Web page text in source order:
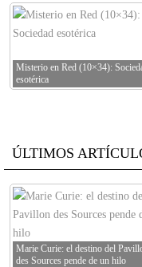
Misterio en Red (10×34):
esotérica
ÚLTIMOS
Marie Curie: el destino del
des Sources pende de un hilo